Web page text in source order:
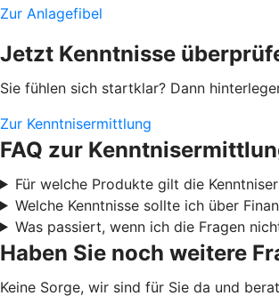
Zur Anlagefibel
Jetzt Kenntnisse
Sie fühlen sich startklar? Dann
Zur Kenntnisermittlung
FAQ zur
Für welche Produkte gilt die
Welche Kenntnisse sollte ich über
Was passiert, wenn ich die Fragen
Haben Sie noch weitere
Keine Sorge, wir sind für Sie da und